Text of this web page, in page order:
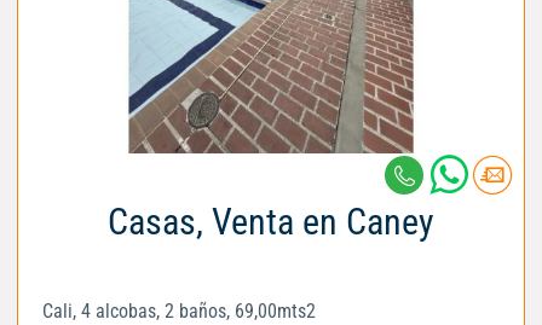
Casas, Venta en Caney
Cali, 4 alcobas, 2 baños, 69,00mts2